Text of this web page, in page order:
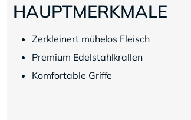
HAUPTMERKMALE
Zerkleinert mühelos Fleisch
Premium Edelstahlkrallen
Komfortable Griffe